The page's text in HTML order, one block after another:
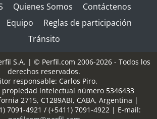
Quienes Somos
Contáctenos
Equipo
Reglas de participación
Tránsito
S.A. | © Perfil.com 2006-2026 - Todos los
derechos reservados.
responsable: Carlos Piro.
propiedad intelectual número 5346433
2715, C1289ABI, CABA, Argentina |
7091-4921 / (+5411) 7091-4922| E-mail: